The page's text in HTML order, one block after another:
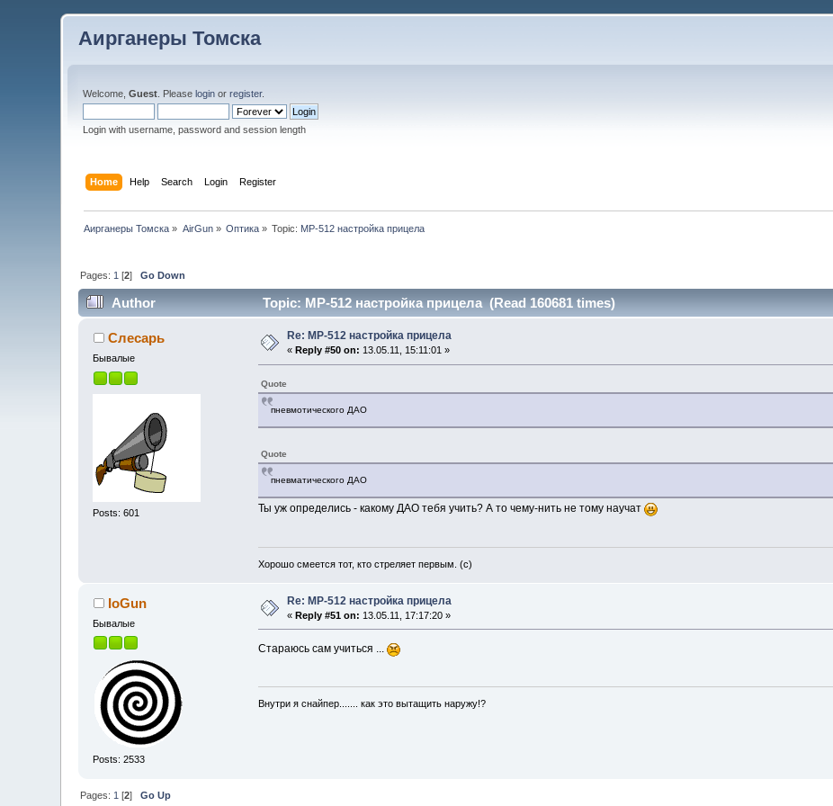
Аирганеры Томска
Welcome,Guest . Pleaselogin orregister.
Login with username, password and session length
Home Help Search Login Register
Аирганеры Томска » AirGun» Оптика » Topic: МР-512 настройка прицела
Pages: 1 [2]Go Down
Author Topic: МР-512 настройка прицела (Read 160681 times)
Слесарь
Бывалые
Posts: 601
Re: МР-512 настройка прицела
« Reply #50 on: 13.05.11, 15:11:01 »
Quote
пневмотического ДАО
Quote
пневматического ДАО
Ты уж определись - какому ДАО тебя учить? А то чему-нить не тому научат
Хорошо смеется тот, кто стреляет первым. (с)
IoGun
Бывалые
Posts: 2533
Re: МР-512 настройка прицела
«Reply #51 on: 13.05.11, 17:17:20 »
Стараюсь сам учиться ...
Внутри я снайпер....... как это вытащить наружу!?
Pages: 1 [2]Go Up